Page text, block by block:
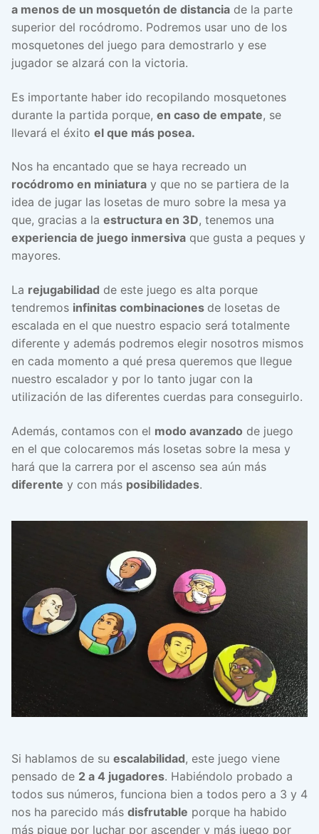
a menos de un mosquetón de distancia de la parte
superior del rocódromo. Podremos usar uno de los
mosquetones del juego para demostrarlo y ese
jugador se alzará con la victoria.
Es importante haber ido recopilando mosquetones
durante la partida porque, en caso de empate, se
llevará el éxito el que más posea.
Nos ha encantado que se haya recreado un
rocódromo en miniatura y que no se partiera de la
idea de jugar las losetas de muro sobre la mesa ya
que, gracias a la estructura en 3D, tenemos una
experiencia de juego inmersiva que gusta a peques y
mayores.
La rejugabilidad de este juego es alta porque
tendremos infinitas combinaciones de losetas de
escalada en el que nuestro espacio será totalmente
diferente y además podremos elegir nosotros mismos
en cada momento a qué presa queremos que llegue
nuestro escalador y por lo tanto jugar con la
utilización de las diferentes cuerdas para conseguirlo.
Además, contamos con el modo avanzado de juego
en el que colocaremos más losetas sobre la mesa y
hará que la carrera por el ascenso sea aún más
diferente y con más posibilidades.
Si hablamos de su escalabilidad, este juego viene
pensado de 2 a 4 jugadores. Habiéndolo probado a
todos sus números, funciona bien a todos pero a 3 y 4
nos ha parecido más disfrutable porque ha habido
más pique por luchar por ascender y más juego por